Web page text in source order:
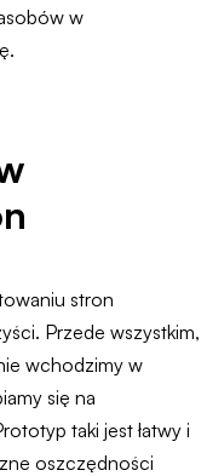
w
stron
Przede wszystkim,
wchodzimy w
się na
taki jest łatwy i
oszczędności